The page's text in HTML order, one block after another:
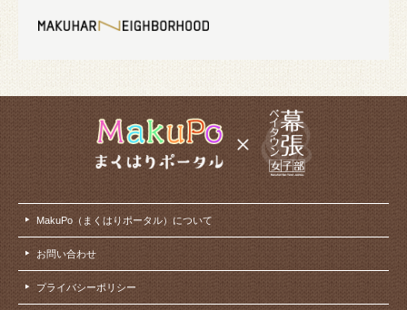
MakuPo（まくはりポータル）について
お問い合わせ
プライバシーポリシー